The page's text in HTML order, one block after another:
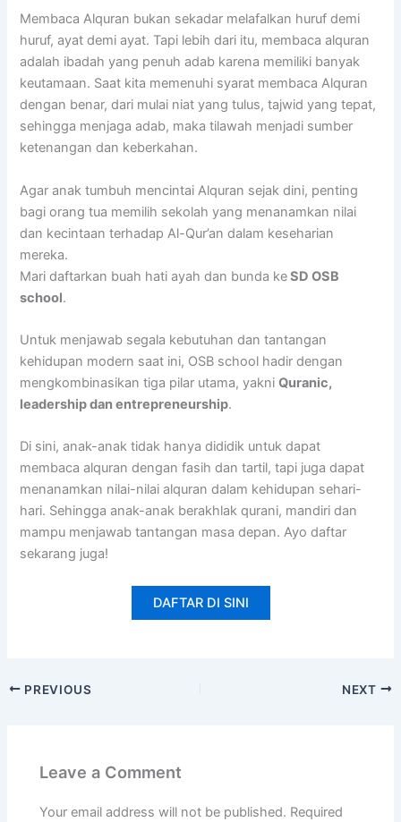
Membaca Alquran bukan sekadar melafalkan huruf demi
huruf, ayat demi ayat. Tapi lebih dari itu, membaca alquran
adalah ibadah yang penuh adab karena memiliki banyak
keutamaan. Saat kita memenuhi syarat membaca Alquran
dengan benar, dari mulai niat yang tulus, tajwid yang tepat,
sehingga menjaga adab, maka tilawah menjadi sumber
ketenangan dan keberkahan.
Agar anak tumbuh mencintai Alquran sejak dini, penting
bagi orang tua memilih sekolah yang menanamkan nilai
dan kecintaan terhadap Al-Qur’an dalam keseharian
mereka.
Mari daftarkan buah hati ayah dan bunda keSD OSB
school.
Untuk menjawab segala kebutuhan dan tantangan
kehidupan modern saat ini, OSB school hadir dengan
mengkombinasikan tiga pilar utama, yakniQuranic,
leadership dan entrepreneurship.
Di sini, anak-anak tidak hanya dididik untuk dapat
membaca alquran dengan fasih dan tartil, tapi juga dapat
menanamkan nilai-nilai alquran dalam kehidupan sehari-
hari. Sehingga anak-anak berakhlak qurani, mandiri dan
mampu menjawab tantangan masa depan. Ayo daftar
sekarang juga!
DAFTAR DI SINI
PREVIOUS NEXT
Leave a Comment
Your email address will not be published. Required